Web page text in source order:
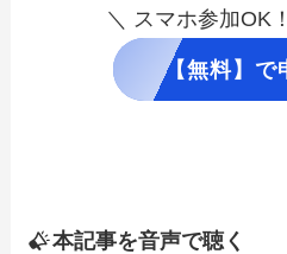
＼ スマホ参加OK
【無料】で
本記事を音声で聴く